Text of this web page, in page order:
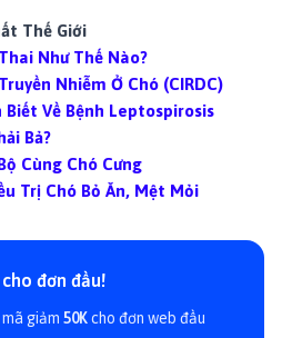
Thế Giới
Như Thế Nào?
Nhiễm Ở Chó (CIRDC)
Biết Về Bệnh Leptospirosis
Bả?
Cùng Chó Cưng
Trị Chó Bỏ Ăn, Mệt Mỏi
đơn đầu!
giảm 50Kcho đơn web đầu